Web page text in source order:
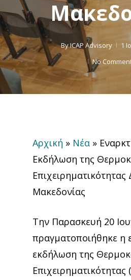
ByICAP Advisory
1
No
Αρχική » Νέα »
Εκδήλωση της
Επιχειρηματικότητας
Μακεδονίας
Την Παρασκευή 20
πραγματοποιήθηκε η
εκδήλωση της
Επιχειρηματικότητας